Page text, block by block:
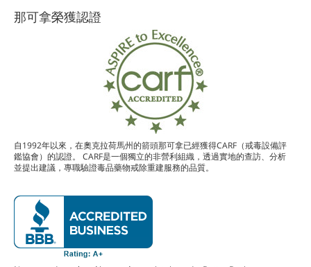
那可拿榮獲認證
自1992年以來，在奧克拉荷馬州的箭頭那可拿已經獲得CARF（戒毒設備評
鑑協會）的認證。 CARF是一個獨立的非營利組織，透過實地的查訪、分析
並提出建議，專職驗證毒品藥物戒除重建服務的品質。